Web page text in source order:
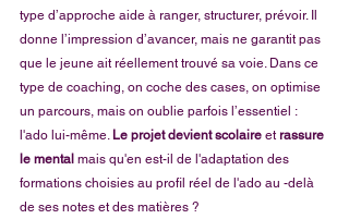
type d’approche aide à ranger, structurer, prévoir. Il
donne l’impression d’avancer, mais ne garantit pas
que le jeune ait réellement trouvé sa voie. Dans ce
type de coaching, on coche des cases, on optimise
un parcours, mais on oublie parfois l’essentiel :
l'ado lui-même. Le projet devient scolaire et rassure
le mental mais qu'en est-il de l'adaptation des
formations choisies au profil réel de l'ado au -delà
de ses notes et des matières ?